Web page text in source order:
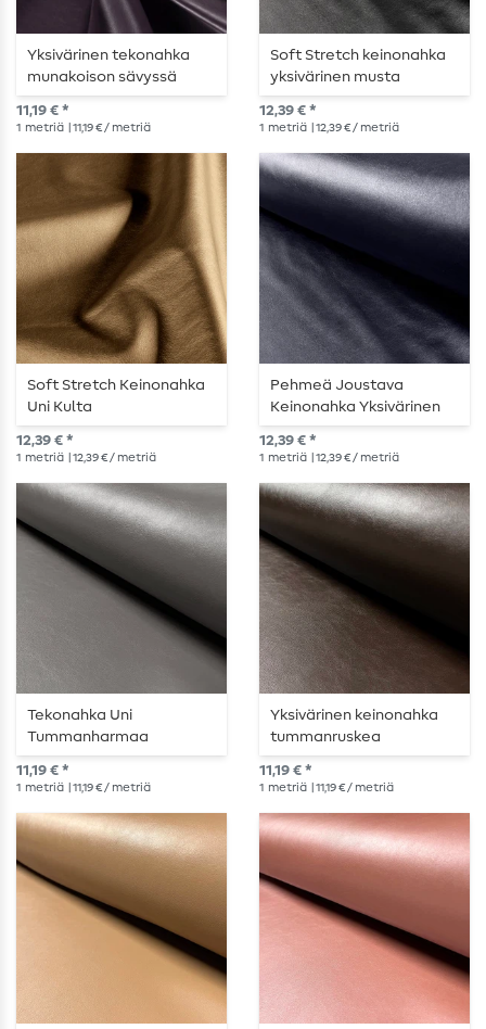
Yksivärinen tekonahka
munakoison sävyssä
11,19 € *
1 metriä | 11,19 € / metriä
Soft Stretch keinonahka
yksivärinen musta
12,39 € *
1 metriä | 12,39 € / metriä
Soft Stretch Keinonahka
Uni Kulta
12,39 € *
1 metriä | 12,39 € / metriä
Pehmeä Joustava
Keinonahka Yksivärinen
Tummansininen
12,39 € *
1 metriä | 12,39 € / metriä
Tekonahka Uni
Tummanharmaa
11,19 € *
1 metriä | 11,19 € / metriä
Yksivärinen keinonahka
tummanruskea
11,19 € *
1 metriä | 11,19 € / metriä